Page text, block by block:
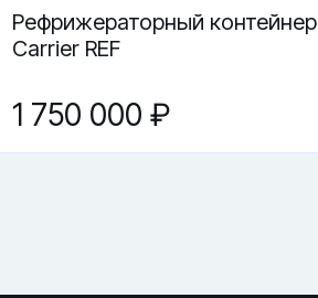
Рефрижераторный контейнер
Carrier REF
1 750 000 ₽